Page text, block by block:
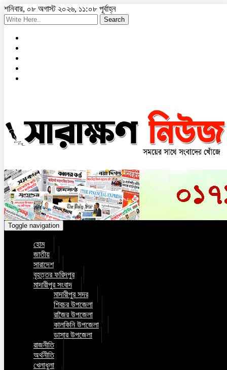
শনিবার, ০৮ অগাস্ট ২০২৬, ১১:০৮ পূর্বাহ্ন
Search
Toggle navigation
হোম
জাতীয়
সারাদেশ
বৃহত্তর ফরিদপুর
মাদারীপুর সংবাদ
মাদারীপুর সদর
শিবচর উপজেলা
রাজৈর উপজেলা
কালকিনি উপজেলা
ডাসার উপজেলা
রাজনীতি
অর্থনীতি
খেলাধুলা